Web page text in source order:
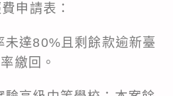
申請表：
未達80%且剩餘款逾新臺
繳回。